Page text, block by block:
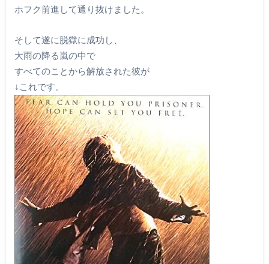
ホフク前進して通り抜けました。
そして遂に脱獄に成功し、
大雨の降る嵐の中で
すべてのことから解放された彼が
↓これです。